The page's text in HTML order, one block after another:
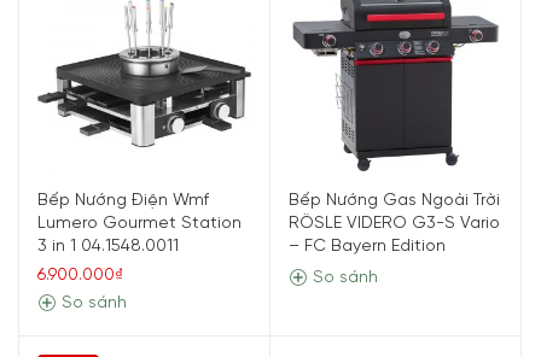
Bếp Nướng Điện Wmf
Lumero Gourmet Station
3 in 1 04.1548.0011
6.900.000₫
So sánh
Bếp Nướng Gas Ngoài Trời
RÖSLE VIDERO G3-S Vario
– FC Bayern Edition
So sánh